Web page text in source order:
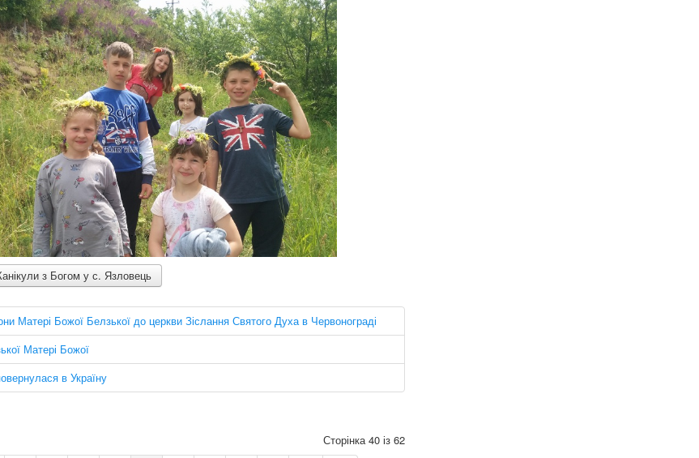
з Богом у с. Язловець
Матері Божої Белзької до церкви Зіслання Святого Духа в Червонограді
Матері Божої
в Україну
Сторінка 40 із 62